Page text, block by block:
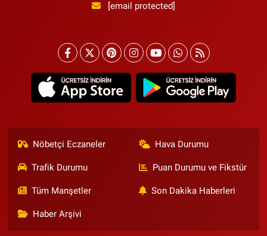
[email protected]
Nöbetçi Eczaneler Hava Durumu
Trafik Durumu Puan Durumu ve Fikstür
Tüm Manşetler Son Dakika Haberleri
Haber Arşivi